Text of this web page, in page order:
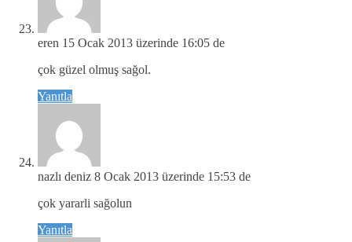
eren 15 Ocak 2013 üzerinde 16:05 de
çok güzel olmuş sağol.
Yanıtla
nazlı deniz 8 Ocak 2013 üzerinde 15:53 de
çok yararli sağolun
Yanıtla